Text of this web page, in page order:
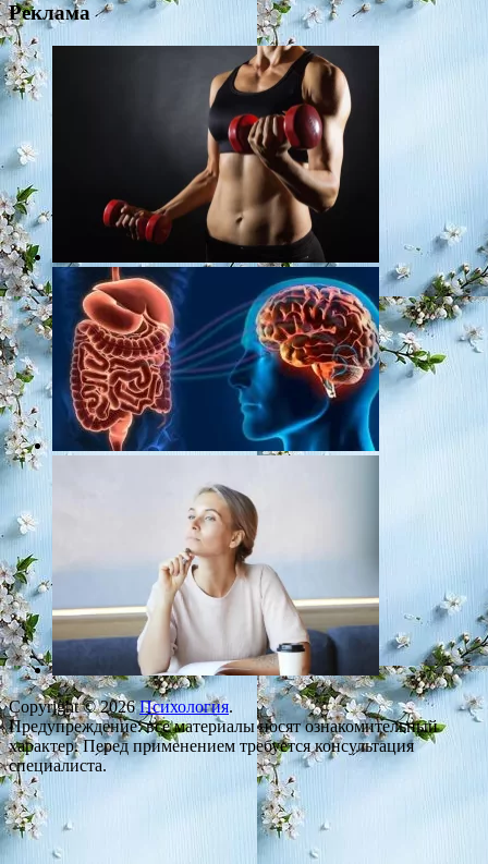
Реклама
Copyright © 2026Психология.
Предупреждение: все материалы носят ознакомительный
характер. Перед применением требуется консультация
специалиста.